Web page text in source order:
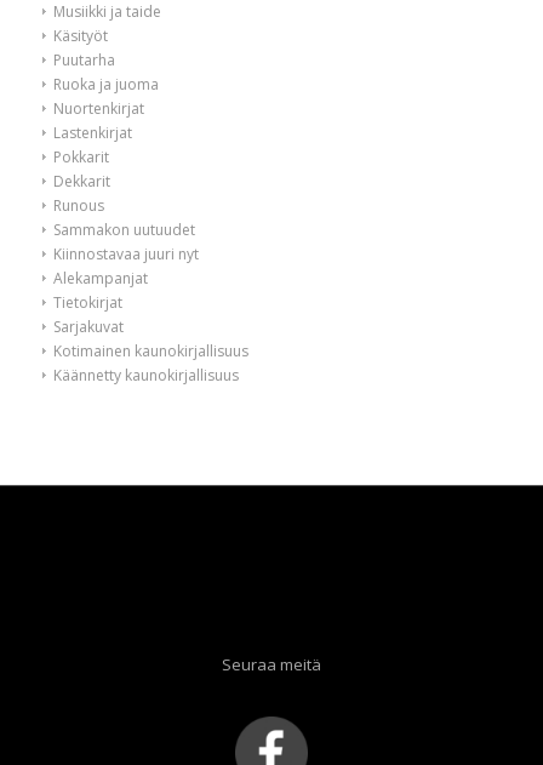
Musiikki ja taide
Käsityöt
Puutarha
Ruoka ja juoma
Nuortenkirjat
Lastenkirjat
Pokkarit
Dekkarit
Runous
Sammakon uutuudet
Kiinnostavaa juuri nyt
Alekampanjat
Tietokirjat
Sarjakuvat
Kotimainen kaunokirjallisuus
Käännetty kaunokirjallisuus
Seuraa meitä